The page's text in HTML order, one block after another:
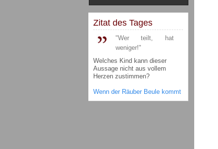
Zitat des Tages
"Wer teilt, hat
weniger!"
Welches Kind kann dieser
Aussage nicht aus vollem
Herzen zustimmen?
Wenn der Räuber Beule kommt